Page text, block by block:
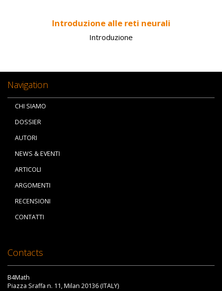
Introduzione alle reti neurali
Introduzione
Navigation
CHI SIAMO
DOSSIER
AUTORI
NEWS & EVENTI
ARTICOLI
ARGOMENTI
RECENSIONI
CONTATTI
Contacts
B4Math
Piazza Sraffa n. 11, Milan 20136 (ITALY)